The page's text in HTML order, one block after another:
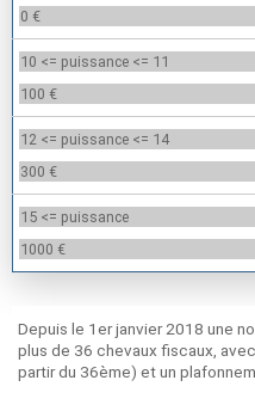
0 €
10 <= puissance <= 11
100 €
12 <= puissance <= 14
300 €
15 <= puissance
1000 €
Depuis le 1er janvier 2018 une
plus de 36 chevaux fiscaux,
partir du 36ème) et un